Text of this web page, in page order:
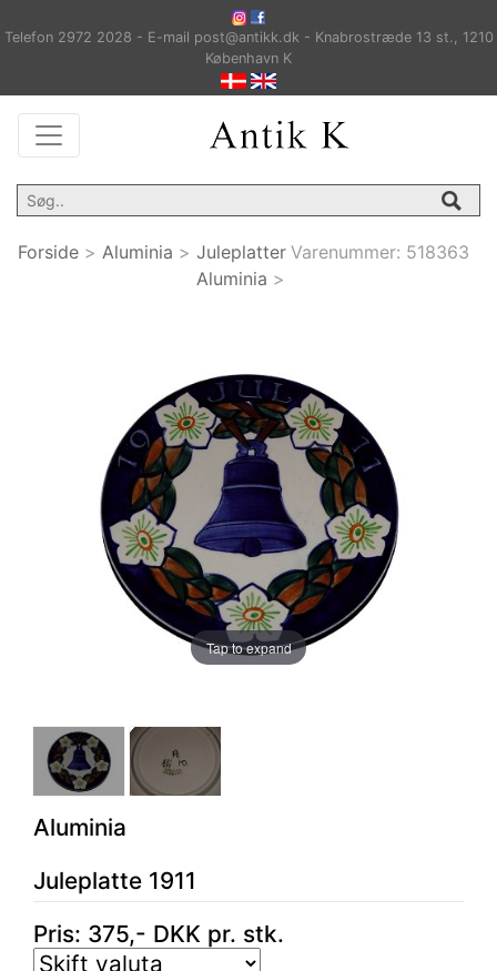
Telefon 2972 2028 - E-mail post@antikk.dk - Knabrostræde 13 st., 1210
København K
Forside > Aluminia > Juleplatter
Aluminia >
Varenummer: 518363
Tap to expand
Aluminia
Juleplatte 1911
Pris: 375,- DKK pr. stk.